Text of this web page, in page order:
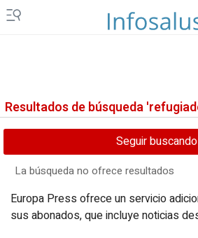
Asturias
Vídeos
Fotos
Newsletters
Resultados de búsqueda
Seguir buscando
La búsqueda no ofrece resultados
Europa Press ofrece un servicio
sus abonados, que incluye noticias